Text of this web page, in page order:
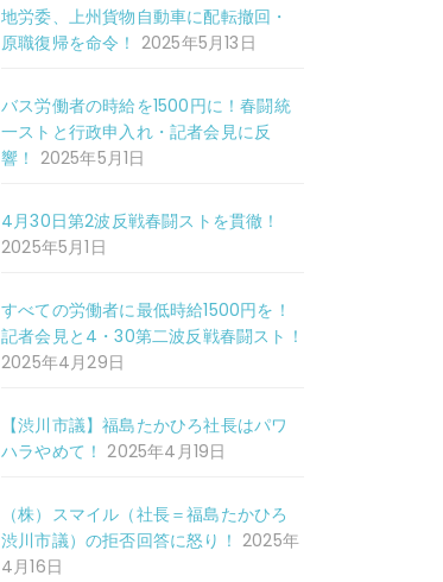
地労委、上州貨物自動車に配転撤回・
原職復帰を命令！ 2025年5月13日
バス労働者の時給を1500円に！春闘統
一ストと行政申入れ・記者会見に反
響！ 2025年5月1日
4月30日第2波反戦春闘ストを貫徹！
2025年5月1日
すべての労働者に最低時給1500円を！
記者会見と4・30第二波反戦春闘スト！
2025年4月29日
【渋川市議】福島たかひろ社長はパワ
ハラやめて！ 2025年4月19日
（株）スマイル（社長＝福島たかひろ
渋川市議）の拒否回答に怒り！ 2025年
4月16日